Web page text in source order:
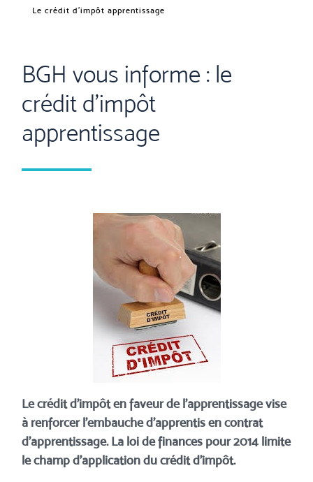
Le crédit d’impôt apprentissage
BGH vous informe : le
crédit d’impôt
apprentissage
Le crédit d’impôt en faveur de l’apprentissage vise
à renforcer l’embauche d’apprentis en contrat
d’apprentissage. La loi de finances pour 2014 limite
le champ d’application du crédit d’impôt.